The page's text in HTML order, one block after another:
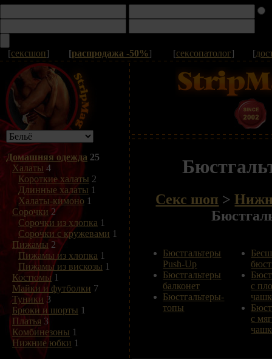
[сексшоп] [распродажа -50%] [сексопатолог] [
Домашняя одежда 25
Халаты 4
Короткие халаты 2
Длинные халаты 1
Халаты-кимоно 1
Сорочки 2
Сорочки из хлопка 1
Сорочки с кружевами 1
Пижамы 2
Пижамы из хлопка 1
Пижамы из вискозы 1
Костюмы1
Майки и футболки 7
Туники 3
Брюки и шорты 1
Платья 3
Комбинезоны 1
Нижние юбки 1
Секс шоп >
Бюстгальтеры
Push-Up
Бюстгальтеры
балконет
Бюстгальтеры-
топы
с
с